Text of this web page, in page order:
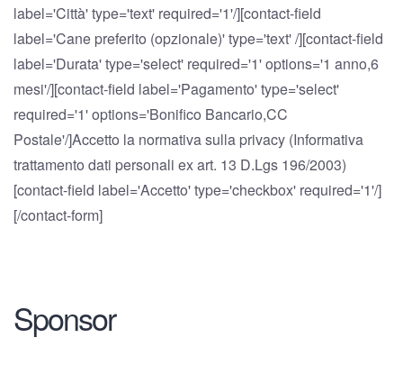
label='Città' type='text' required='1'/][contact-field
label='Cane preferito (opzionale)' type='text' /][contact-field
label='Durata' type='select' required='1' options='1 anno,6
mesi'/][contact-field label='Pagamento' type='select'
required='1' options='Bonifico Bancario,CC
Postale'/]Accetto la normativa sulla privacy (Informativa
trattamento dati personali ex art. 13 D.Lgs 196/2003)
[contact-field label='Accetto' type='checkbox' required='1'/]
[/contact-form]
Sponsor